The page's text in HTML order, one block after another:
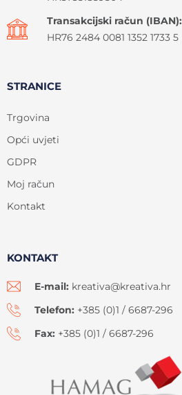
Transakcijski račun (IBAN):
HR76 2484 0081 1352 1733 5
STRANICE
Trgovina
Opći uvjeti
GDPR
Moj račun
Kontakt
KONTAKT
E-mail: kreativa@kreativa.hr
Telefon: +385 (0)1 / 6687-296
Fax: +385 (0)1 / 6687-296